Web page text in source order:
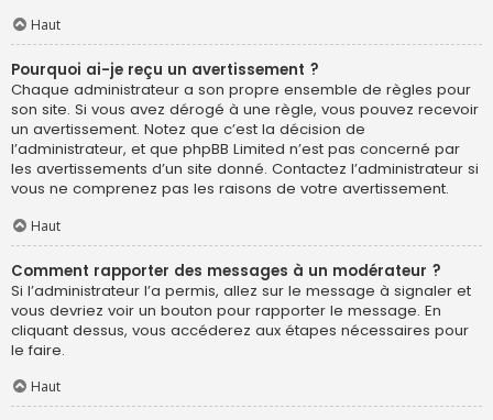
Haut
Pourquoi ai-je reçu un avertissement ?
Chaque administrateur a son propre ensemble de règles pour
son site. Si vous avez dérogé à une règle, vous pouvez recevoir
un avertissement. Notez que c’est la décision de
l’administrateur, et que phpBB Limited n’est pas concerné par
les avertissements d’un site donné. Contactez l’administrateur si
vous ne comprenez pas les raisons de votre avertissement.
Haut
Comment rapporter des messages à un modérateur ?
Si l’administrateur l’a permis, allez sur le message à signaler et
vous devriez voir un bouton pour rapporter le message. En
cliquant dessus, vous accéderez aux étapes nécessaires pour
le faire.
Haut